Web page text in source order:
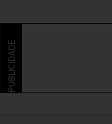
PUBLICIDADE